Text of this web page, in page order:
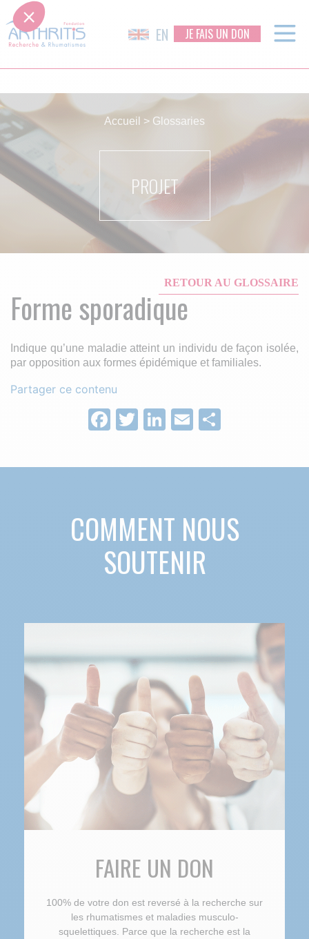
Skip
to
content
EN JE FAIS UN DON
Accueil > Glossaries
PROJET
RETOUR AU GLOSSAIRE
Forme sporadique
Indique qu’une maladie atteint un individu de façon isolée,
par opposition aux formes épidémique et familiales.
Partager ce contenu
Facebook
Twitter
LinkedIn
Email
COMMENT NOUS
SOUTENIR
FAIRE UN DON
100% de votre don est reversé à la recherche sur
les rhumatismes et maladies musculo-
squelettiques. Parce que la recherche est la